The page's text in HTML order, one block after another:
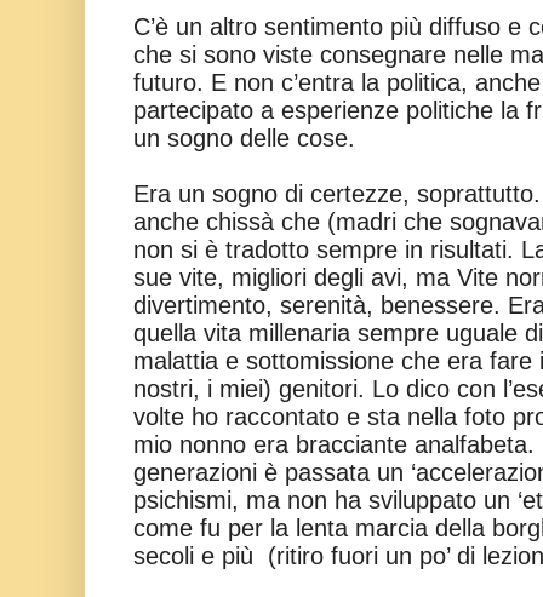
C’è un altro sentimento più diffuso e
che si sono viste consegnare nelle
futuro. E non c’entra la politica,
partecipato a esperienze politiche la
un sogno delle cose.
Era un sogno di certezze,
anche chissà che (madri che
non si è tradotto sempre in risultati.
sue vite, migliori degli avi, ma Vite
divertimento, serenità, benessere.
quella vita millenaria sempre uguale
malattia e sottomissione che era fare
nostri, i miei) genitori. Lo dico con
volte ho raccontato e sta nella foto
mio nonno era bracciante analfabeta.
generazioni è passata un
psichismi, ma non ha sviluppato un
come fu per la lenta marcia della
secoli e più
(ritiro fuori un po’ di